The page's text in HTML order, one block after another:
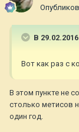
В
Вот как раз с
В этом пункте не
столько метисов
один год.